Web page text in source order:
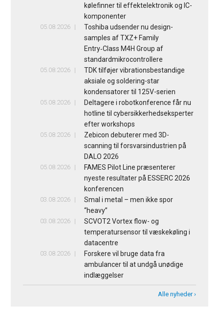
kølefinner til effektelektronik og IC-
komponenter
05.08.2026
Toshiba udsender nu design-
samples af TXZ+ Family
Entry‑Class M4H Group af
standardmikrocontrollere
05.08.2026
TDK tilføjer vibrationsbestandige
aksiale og soldering-star
kondensatorer til 125V-serien
05.08.2026
Deltagere i robotkonference får nu
hotline til cybersikkerhedseksperter
efter workshops
05.08.2026
Zebicon debuterer med 3D-
scanning til forsvarsindustrien på
DALO 2026
05.08.2026
FAMES Pilot Line præsenterer
nyeste resultater på ESSERC 2026
konferencen
03.08.2026
Smal i metal – men ikke spor
“heavy”
03.08.2026
SCVOT2 Vortex flow- og
temperatursensor til væskekøling i
datacentre
03.08.2026
Forskere vil bruge data fra
ambulancer til at undgå unødige
indlæggelser
Alle nyheder ›